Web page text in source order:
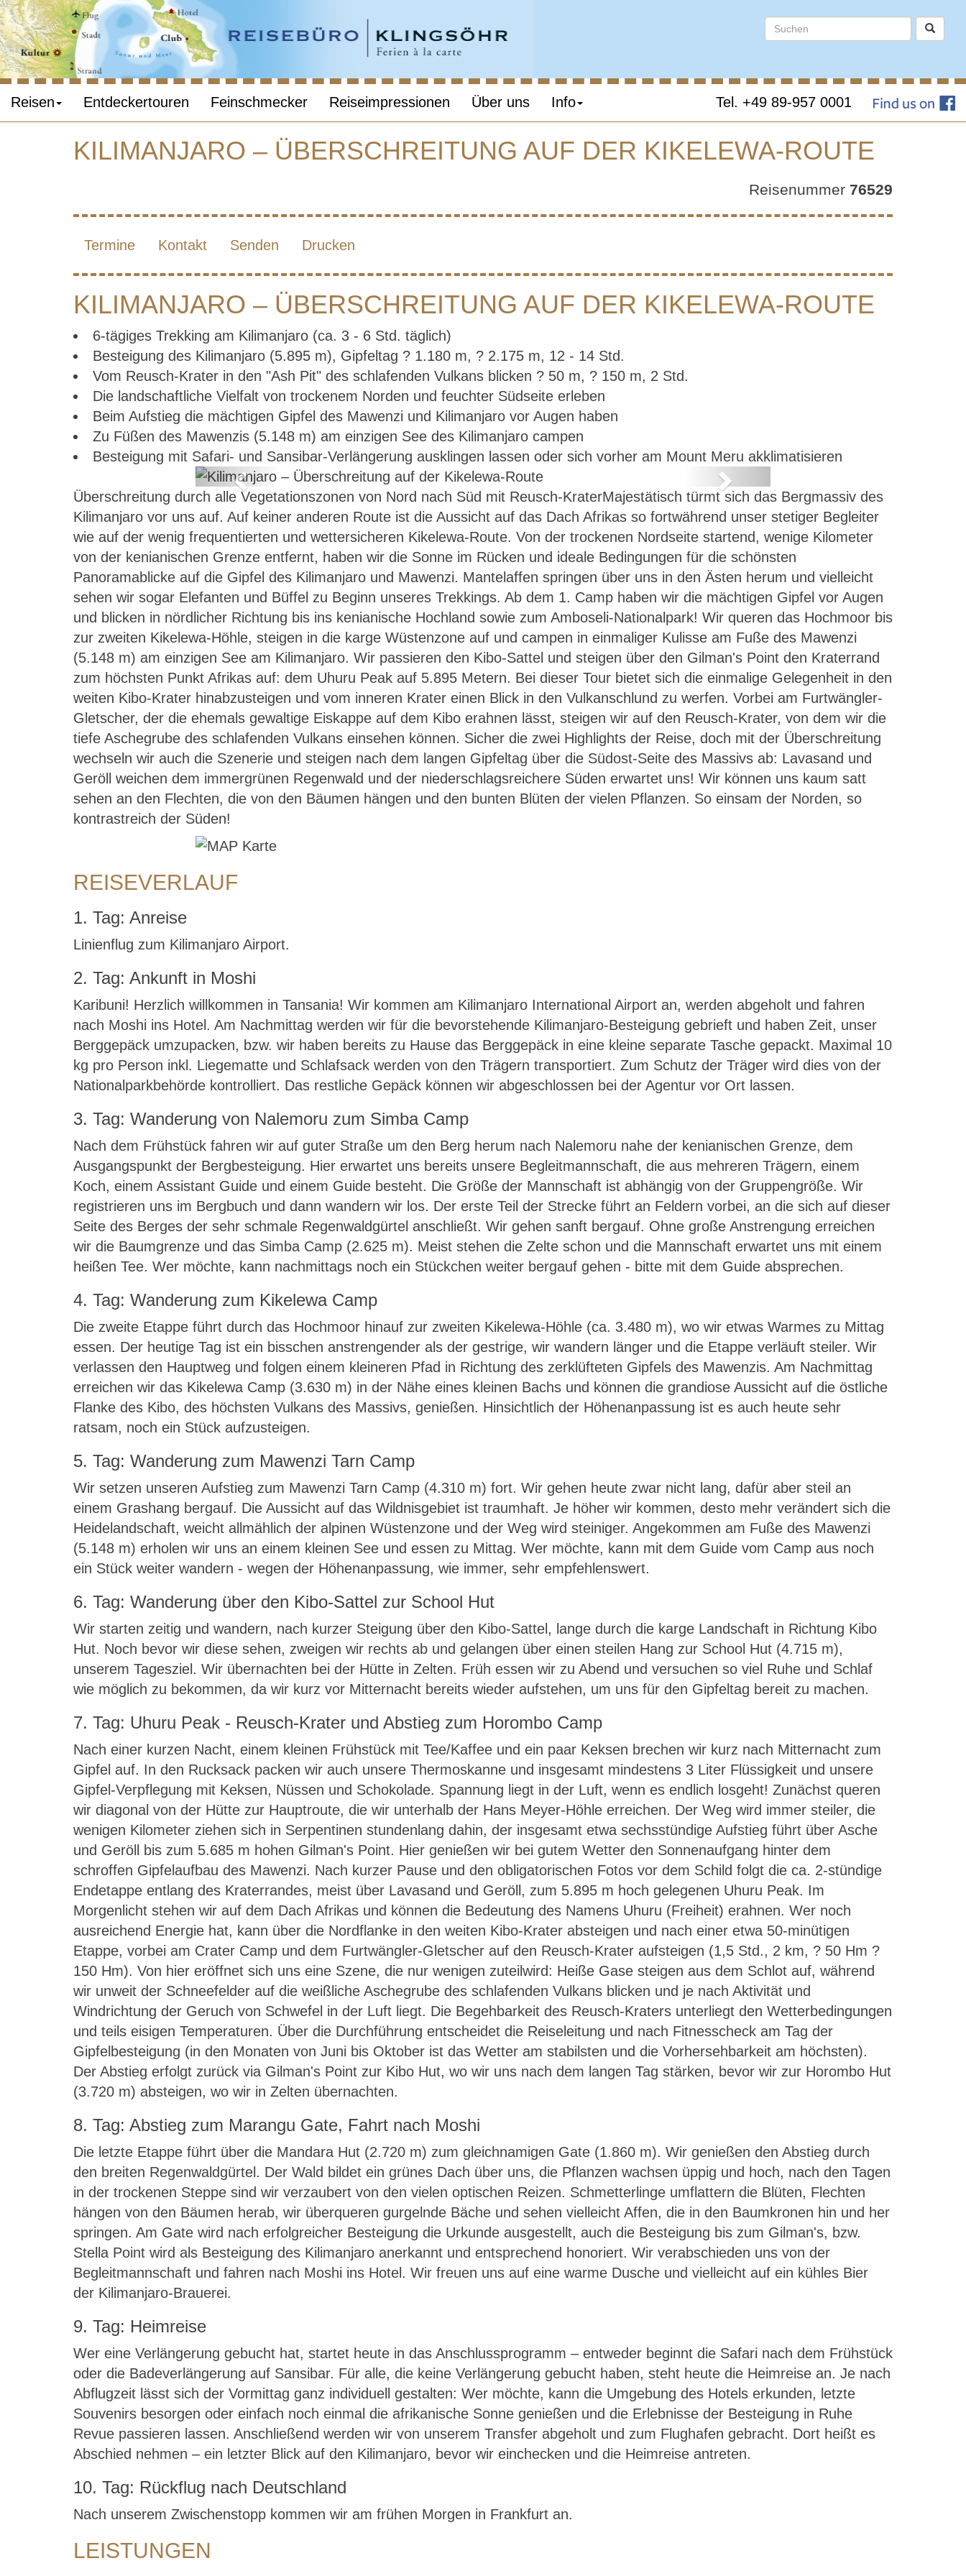
Reisen Entdeckertouren Feinschmecker Reiseimpressionen Über uns Info Tel. +49 89-957 0001
ÜBERSCHREITUNG AUF
DER KIKELEWA-ROUTE
KILIMANJARO – ÜBERSCHREITUNG AUF DER KIKELEWA-ROUTE
Reisenummer 76529
Termine Kontakt Senden Drucken
KILIMANJARO – ÜBERSCHREITUNG AUF DER KIKELEWA-ROUTE
6-tägiges Trekking am Kilimanjaro (ca. 3 - 6 Std. täglich)
Besteigung des Kilimanjaro (5.895 m), Gipfeltag ? 1.180 m, ? 2.175 m, 12 - 14 Std.
Vom Reusch-Krater in den "Ash Pit" des schlafenden Vulkans blicken ? 50 m, ? 150 m, 2 Std.
Die landschaftliche Vielfalt von trockenem Norden und feuchter Südseite erleben
Beim Aufstieg die mächtigen Gipfel des Mawenzi und Kilimanjaro vor Augen haben
Zu Füßen des Mawenzis (5.148 m) am einzigen See des Kilimanjaro campen
Besteigung mit Safari- und Sansibar-Verlängerung ausklingen lassen oder sich vorher am Mount Meru akklimatisieren
Route Kilimanjaro – Überschreitung auf der Kikelewa-Route
Previous
Next
Überschreitung durch alle Vegetationszonen von Nord nach Süd mit Reusch-KraterMajestätisch türmt sich das Bergmassiv des
Kilimanjaro vor uns auf. Auf keiner anderen Route ist die Aussicht auf das Dach Afrikas so fortwährend unser stetiger Begleiter
wie auf der wenig frequentierten und wettersicheren Kikelewa-Route. Von der trockenen Nordseite startend, wenige Kilometer
von der kenianischen Grenze entfernt, haben wir die Sonne im Rücken und ideale Bedingungen für die schönsten
Panoramablicke auf die Gipfel des Kilimanjaro und Mawenzi. Mantelaffen springen über uns in den Ästen herum und vielleicht
sehen wir sogar Elefanten und Büffel zu Beginn unseres Trekkings. Ab dem 1. Camp haben wir die mächtigen Gipfel vor Augen
und blicken in nördlicher Richtung bis ins kenianische Hochland sowie zum Amboseli-Nationalpark! Wir queren das Hochmoor bis
zur zweiten Kikelewa-Höhle, steigen in die karge Wüstenzone auf und campen in einmaliger Kulisse am Fuße des Mawenzi
(5.148 m) am einzigen See am Kilimanjaro. Wir passieren den Kibo-Sattel und steigen über den Gilman's Point den Kraterrand
zum höchsten Punkt Afrikas auf: dem Uhuru Peak auf 5.895 Metern. Bei dieser Tour bietet sich die einmalige Gelegenheit in den
weiten Kibo-Krater hinabzusteigen und vom inneren Krater einen Blick in den Vulkanschlund zu werfen. Vorbei am Furtwängler-
Gletscher, der die ehemals gewaltige Eiskappe auf dem Kibo erahnen lässt, steigen wir auf den Reusch-Krater, von dem wir die
tiefe Aschegrube des schlafenden Vulkans einsehen können. Sicher die zwei Highlights der Reise, doch mit der Überschreitung
wechseln wir auch die Szenerie und steigen nach dem langen Gipfeltag über die Südost-Seite des Massivs ab: Lavasand und
Geröll weichen dem immergrünen Regenwald und der niederschlagsreichere Süden erwartet uns! Wir können uns kaum satt
sehen an den Flechten, die von den Bäumen hängen und den bunten Blüten der vielen Pflanzen. So einsam der Norden, so
kontrastreich der Süden!
REISEVERLAUF
1. Tag: Anreise
Linienflug zum Kilimanjaro Airport.
2. Tag: Ankunft in Moshi
Karibuni! Herzlich willkommen in Tansania! Wir kommen am Kilimanjaro International Airport an, werden abgeholt und fahren
nach Moshi ins Hotel. Am Nachmittag werden wir für die bevorstehende Kilimanjaro-Besteigung gebrieft und haben Zeit, unser
Berggepäck umzupacken, bzw. wir haben bereits zu Hause das Berggepäck in eine kleine separate Tasche gepackt. Maximal 10
kg pro Person inkl. Liegematte und Schlafsack werden von den Trägern transportiert. Zum Schutz der Träger wird dies von der
Nationalparkbehörde kontrolliert. Das restliche Gepäck können wir abgeschlossen bei der Agentur vor Ort lassen.
3. Tag: Wanderung von Nalemoru zum Simba Camp
Nach dem Frühstück fahren wir auf guter Straße um den Berg herum nach Nalemoru nahe der kenianischen Grenze, dem
Ausgangspunkt der Bergbesteigung. Hier erwartet uns bereits unsere Begleitmannschaft, die aus mehreren Trägern, einem
Koch, einem Assistant Guide und einem Guide besteht. Die Größe der Mannschaft ist abhängig von der Gruppengröße. Wir
registrieren uns im Bergbuch und dann wandern wir los. Der erste Teil der Strecke führt an Feldern vorbei, an die sich auf dieser
Seite des Berges der sehr schmale Regenwaldgürtel anschließt. Wir gehen sanft bergauf. Ohne große Anstrengung erreichen
wir die Baumgrenze und das Simba Camp (2.625 m). Meist stehen die Zelte schon und die Mannschaft erwartet uns mit einem
heißen Tee. Wer möchte, kann nachmittags noch ein Stückchen weiter bergauf gehen - bitte mit dem Guide absprechen.
4. Tag: Wanderung zum Kikelewa Camp
Die zweite Etappe führt durch das Hochmoor hinauf zur zweiten Kikelewa-Höhle (ca. 3.480 m), wo wir etwas Warmes zu Mittag
essen. Der heutige Tag ist ein bisschen anstrengender als der gestrige, wir wandern länger und die Etappe verläuft steiler. Wir
verlassen den Hauptweg und folgen einem kleineren Pfad in Richtung des zerklüfteten Gipfels des Mawenzis. Am Nachmittag
erreichen wir das Kikelewa Camp (3.630 m) in der Nähe eines kleinen Bachs und können die grandiose Aussicht auf die östliche
Flanke des Kibo, des höchsten Vulkans des Massivs, genießen. Hinsichtlich der Höhenanpassung ist es auch heute sehr
ratsam, noch ein Stück aufzusteigen.
5. Tag: Wanderung zum Mawenzi Tarn Camp
Wir setzen unseren Aufstieg zum Mawenzi Tarn Camp (4.310 m) fort. Wir gehen heute zwar nicht lang, dafür aber steil an
einem Grashang bergauf. Die Aussicht auf das Wildnisgebiet ist traumhaft. Je höher wir kommen, desto mehr verändert sich die
Heidelandschaft, weicht allmählich der alpinen Wüstenzone und der Weg wird steiniger. Angekommen am Fuße des Mawenzi
(5.148 m) erholen wir uns an einem kleinen See und essen zu Mittag. Wer möchte, kann mit dem Guide vom Camp aus noch
ein Stück weiter wandern - wegen der Höhenanpassung, wie immer, sehr empfehlenswert.
6. Tag: Wanderung über den Kibo-Sattel zur School Hut
Wir starten zeitig und wandern, nach kurzer Steigung über den Kibo-Sattel, lange durch die karge Landschaft in Richtung Kibo
Hut. Noch bevor wir diese sehen, zweigen wir rechts ab und gelangen über einen steilen Hang zur School Hut (4.715 m),
unserem Tagesziel. Wir übernachten bei der Hütte in Zelten. Früh essen wir zu Abend und versuchen so viel Ruhe und Schlaf
wie möglich zu bekommen, da wir kurz vor Mitternacht bereits wieder aufstehen, um uns für den Gipfeltag bereit zu machen.
7. Tag: Uhuru Peak - Reusch-Krater und Abstieg zum Horombo Camp
Nach einer kurzen Nacht, einem kleinen Frühstück mit Tee/Kaffee und ein paar Keksen brechen wir kurz nach Mitternacht zum
Gipfel auf. In den Rucksack packen wir auch unsere Thermoskanne und insgesamt mindestens 3 Liter Flüssigkeit und unsere
Gipfel-Verpflegung mit Keksen, Nüssen und Schokolade. Spannung liegt in der Luft, wenn es endlich losgeht! Zunächst queren
wir diagonal von der Hütte zur Hauptroute, die wir unterhalb der Hans Meyer-Höhle erreichen. Der Weg wird immer steiler, die
wenigen Kilometer ziehen sich in Serpentinen stundenlang dahin, der insgesamt etwa sechsstündige Aufstieg führt über Asche
und Geröll bis zum 5.685 m hohen Gilman's Point. Hier genießen wir bei gutem Wetter den Sonnenaufgang hinter dem
schroffen Gipfelaufbau des Mawenzi. Nach kurzer Pause und den obligatorischen Fotos vor dem Schild folgt die ca. 2-stündige
Endetappe entlang des Kraterrandes, meist über Lavasand und Geröll, zum 5.895 m hoch gelegenen Uhuru Peak. Im
Morgenlicht stehen wir auf dem Dach Afrikas und können die Bedeutung des Namens Uhuru (Freiheit) erahnen. Wer noch
ausreichend Energie hat, kann über die Nordflanke in den weiten Kibo-Krater absteigen und nach einer etwa 50-minütigen
Etappe, vorbei am Crater Camp und dem Furtwängler-Gletscher auf den Reusch-Krater aufsteigen (1,5 Std., 2 km, ? 50 Hm ?
150 Hm). Von hier eröffnet sich uns eine Szene, die nur wenigen zuteilwird: Heiße Gase steigen aus dem Schlot auf, während
wir unweit der Schneefelder auf die weißliche Aschegrube des schlafenden Vulkans blicken und je nach Aktivität und
Windrichtung der Geruch von Schwefel in der Luft liegt. Die Begehbarkeit des Reusch-Kraters unterliegt den Wetterbedingungen
und teils eisigen Temperaturen. Über die Durchführung entscheidet die Reiseleitung und nach Fitnesscheck am Tag der
Gipfelbesteigung (in den Monaten von Juni bis Oktober ist das Wetter am stabilsten und die Vorhersehbarkeit am höchsten).
Der Abstieg erfolgt zurück via Gilman's Point zur Kibo Hut, wo wir uns nach dem langen Tag stärken, bevor wir zur Horombo Hut
(3.720 m) absteigen, wo wir in Zelten übernachten.
8. Tag: Abstieg zum Marangu Gate, Fahrt nach Moshi
Die letzte Etappe führt über die Mandara Hut (2.720 m) zum gleichnamigen Gate (1.860 m). Wir genießen den Abstieg durch
den breiten Regenwaldgürtel. Der Wald bildet ein grünes Dach über uns, die Pflanzen wachsen üppig und hoch, nach den Tagen
in der trockenen Steppe sind wir verzaubert von den vielen optischen Reizen. Schmetterlinge umflattern die Blüten, Flechten
hängen von den Bäumen herab, wir überqueren gurgelnde Bäche und sehen vielleicht Affen, die in den Baumkronen hin und her
springen. Am Gate wird nach erfolgreicher Besteigung die Urkunde ausgestellt, auch die Besteigung bis zum Gilman's, bzw.
Stella Point wird als Besteigung des Kilimanjaro anerkannt und entsprechend honoriert. Wir verabschieden uns von der
Begleitmannschaft und fahren nach Moshi ins Hotel. Wir freuen uns auf eine warme Dusche und vielleicht auf ein kühles Bier
der Kilimanjaro-Brauerei.
9. Tag: Heimreise
Wer eine Verlängerung gebucht hat, startet heute in das Anschlussprogramm – entweder beginnt die Safari nach dem Frühstück
oder die Badeverlängerung auf Sansibar. Für alle, die keine Verlängerung gebucht haben, steht heute die Heimreise an. Je nach
Abflugzeit lässt sich der Vormittag ganz individuell gestalten: Wer möchte, kann die Umgebung des Hotels erkunden, letzte
Souvenirs besorgen oder einfach noch einmal die afrikanische Sonne genießen und die Erlebnisse der Besteigung in Ruhe
Revue passieren lassen. Anschließend werden wir von unserem Transfer abgeholt und zum Flughafen gebracht. Dort heißt es
Abschied nehmen – ein letzter Blick auf den Kilimanjaro, bevor wir einchecken und die Heimreise antreten.
10. Tag: Rückflug nach Deutschland
Nach unserem Zwischenstopp kommen wir am frühen Morgen in Frankfurt an.
LEISTUNGEN